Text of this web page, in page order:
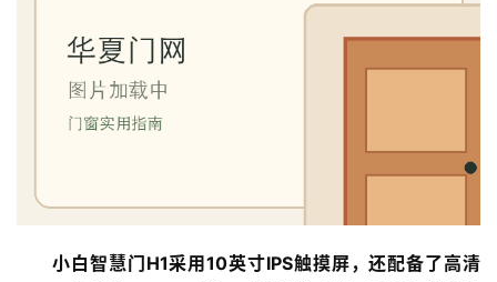
小白智慧门H1采用10英寸IPS触摸屏，还配备了高清